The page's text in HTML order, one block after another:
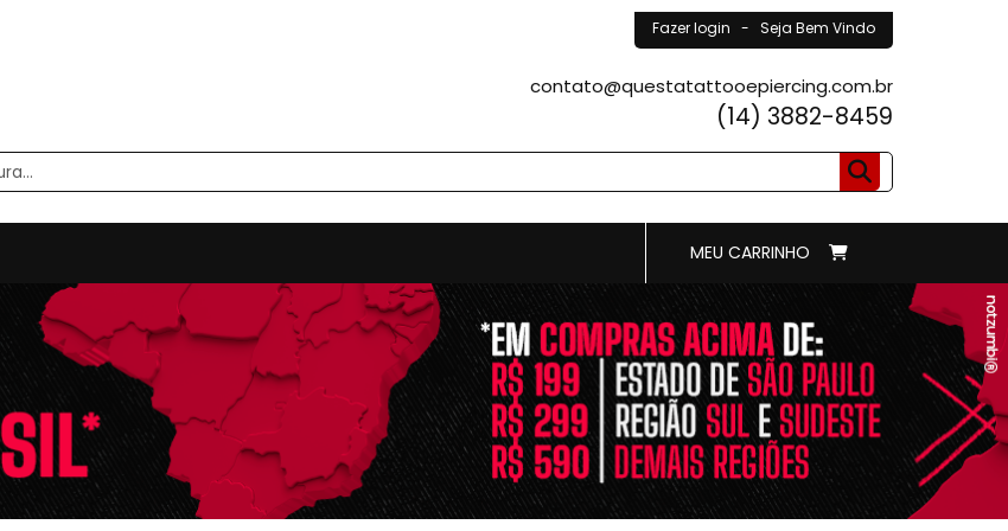
Fazer login - Seja Bem Vindo
contato@questatattooepiercing.com.br
(14) 3882-8459
MEU CARRINHO